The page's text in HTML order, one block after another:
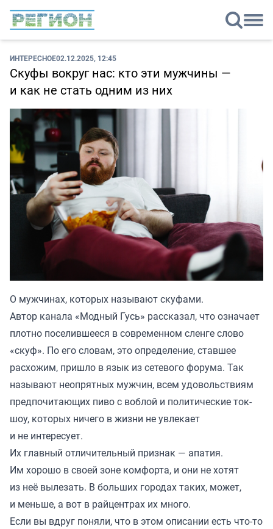
ИНТЕРЕСНОЕ02.12.2025, 12:45
Скуфы вокруг нас: кто эти мужчины —
и как не стать одним из них
О мужчинах, которых называют скуфами.
Автор канала «Модный Гусь» рассказал, что означает
плотно поселившееся в современном сленге слово
«скуф». По его словам, это определение, ставшее
расхожим, пришло в язык из сетевого форума. Так
называют неопрятных мужчин, всем удовольствиям
предпочитающих пиво с воблой и политические ток-
шоу, которых ничего в жизни не увлекает
и не интересует.
Их главный отличительный признак — апатия.
Им хорошо в своей зоне комфорта, и они не хотят
из неё вылезать. В больших городах таких, может,
и меньше, а вот в райцентрах их много.
Если вы вдруг поняли, что в этом описании есть что-то